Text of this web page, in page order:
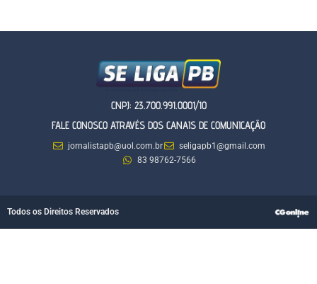
CNPJ: 23.700.991.0001/10
FALE CONOSCO ATRAVÉS DOS CANAIS DE COMUNICAÇÃO
jornalistapb@uol.com.br
seligapb1@gmail.com
83 98762-7566
Todos os Direitos Reservados